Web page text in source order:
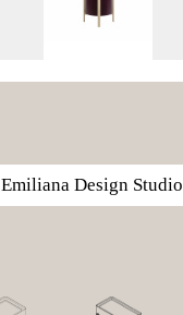
Emiliana Design Studio